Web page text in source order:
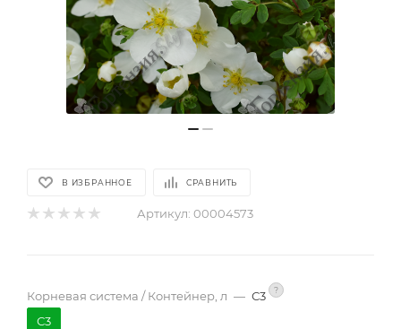
В ИЗБРАННОЕ СРАВНИТЬ
Артикул: 00004573
Корневая система / Контейнер, л — С3 ?
С3